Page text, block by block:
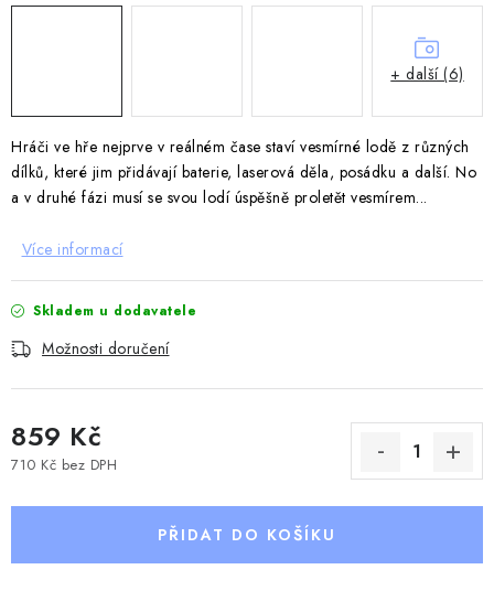
Deskoherní kluby, DDM, knihovny a jiné zájmové organizace
Kde koupit hry Bohemian Games
Zákaznická podpora
Provizní systém
Hráči ve hře nejprve v reálném čase staví vesmírné lodě z různých
dílků, které jim přidávají baterie, laserová děla, posádku a další. No
a v druhé fázi musí se svou lodí úspěšně proletět vesmírem...
Více informací
Skladem u dodavatele
Možnosti doručení
859 Kč
710 Kč bez DPH
PŘIDAT DO KOŠÍKU
+ další (6)